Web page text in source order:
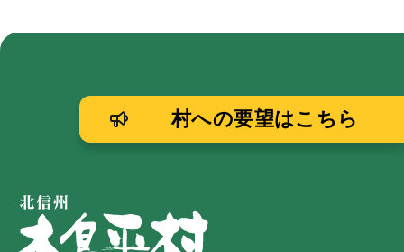
村への要望はこちら